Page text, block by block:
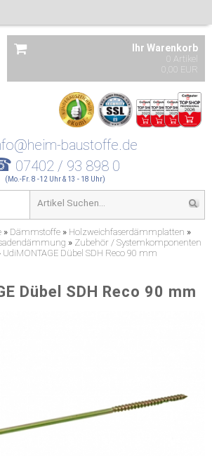
Ihr Warenkorb
0 Artikel
0,00 EUR
baustoffe.de
07402 / 93 898 0
(Mo.-Fr. 8 -12 Uhr & 13 - 18 Uhr)
» Dämmstoffe » Holzweichfaserdämmplatten »
» Zubehör / Systemkomponenten
UdiMONTAGE Dübel SDH Reco 90 mm
Dübel SDH Reco 90 mm